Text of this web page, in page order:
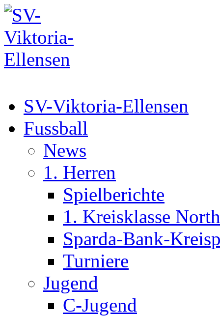
SV-Viktoria-Ellensen
Fussball
News
1. Herren
Spielberichte
1. Kreisklasse
Sparda-Bank-
Turniere
Jugend
C-Jugend